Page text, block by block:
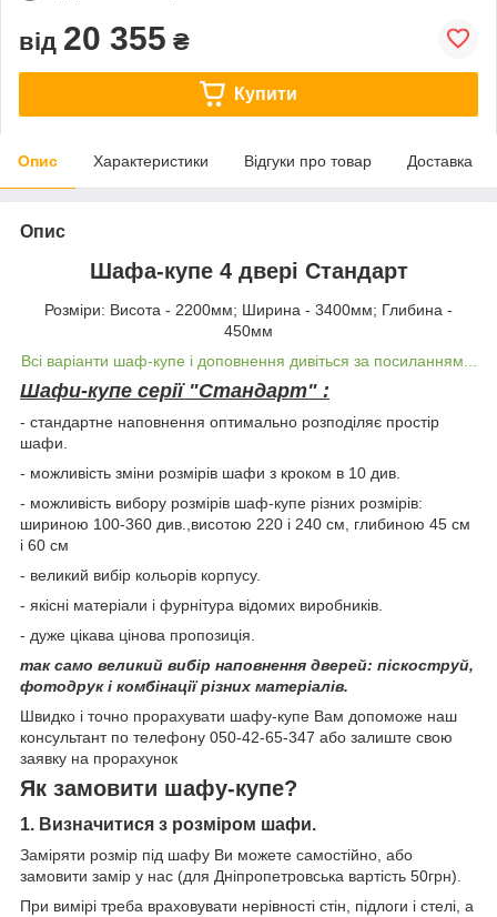
від 20 355 ₴
Купити
Опис Характеристики Відгуки про товар Доставка
Опис
Шафа-купе 4 двері Стандарт
Розміри: Висота - 2200мм; Ширина - 3400мм; Глибина -
450мм
Всі варіанти шаф-купе і доповнення дивіться за посиланням...
Шафи-купе серії "Стандарт" :
- стандартне наповнення оптимально розподіляє простір
шафи.
- можливість зміни розмірів шафи з кроком в 10 див.
- можливість вибору розмірів шаф-купе різних розмірів:
шириною 100-360 див.,висотою 220 і 240 см, глибиною 45 см
і 60 см
- великий вибір кольорів корпусу.
- якісні матеріали і фурнітура відомих виробників.
- дуже цікава цінова пропозиція.
так само великий вибір наповнення дверей: піскоструй,
фотодрук і комбінації різних матеріалів.
Швидко і точно прорахувати шафу-купе Вам допоможе наш
консультант по телефону 050-42-65-347 або залиште свою
заявку на прорахунок
Як замовити шафу-купе?
1. Визначитися з розміром шафи.
Заміряти розмір під шафу Ви можете самостійно, або
замовити замір у нас (для Дніпропетровська вартість 50грн).
При вимірі треба враховувати нерівності стін, підлоги і стелі, а